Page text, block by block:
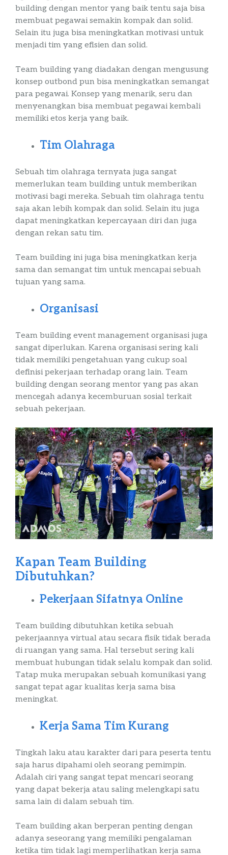
building dengan mentor yang baik tentu saja bisa
membuat pegawai semakin kompak dan solid.
Selain itu juga bisa meningkatkan motivasi untuk
menjadi tim yang efisien dan solid.
Team building yang diadakan dengan mengusung
konsep outbond pun bisa meningkatkan semangat
para pegawai. Konsep yang menarik, seru dan
menyenangkan bisa membuat pegawai kembali
memiliki etos kerja yang baik.
Tim Olahraga
Sebuah tim olahraga ternyata juga sangat
memerlukan team building untuk memberikan
motivasi bagi mereka. Sebuah tim olahraga tentu
saja akan lebih kompak dan solid. Selain itu juga
dapat meningkatkan kepercayaan diri dan juga
dengan rekan satu tim.
Team building ini juga bisa meningkatkan kerja
sama dan semangat tim untuk mencapai sebuah
tujuan yang sama.
Organisasi
Team building event management organisasi juga
sangat diperlukan. Karena organisasi sering kali
tidak memiliki pengetahuan yang cukup soal
definisi pekerjaan terhadap orang lain. Team
building dengan seorang mentor yang pas akan
mencegah adanya kecemburuan sosial terkait
sebuah pekerjaan.
Kapan Team Building
Dibutuhkan?
Pekerjaan Sifatnya Online
Team building dibutuhkan ketika sebuah
pekerjaannya virtual atau secara fisik tidak berada
di ruangan yang sama. Hal tersebut sering kali
membuat hubungan tidak selalu kompak dan solid.
Tatap muka merupakan sebuah komunikasi yang
sangat tepat agar kualitas kerja sama bisa
meningkat.
Kerja Sama Tim Kurang
Tingkah laku atau karakter dari para peserta tentu
saja harus dipahami oleh seorang pemimpin.
Adalah ciri yang sangat tepat mencari seorang
yang dapat bekerja atau saling melengkapi satu
sama lain di dalam sebuah tim.
Team building akan berperan penting dengan
adanya seseorang yang memiliki pengalaman
ketika tim tidak lagi memperlihatkan kerja sama